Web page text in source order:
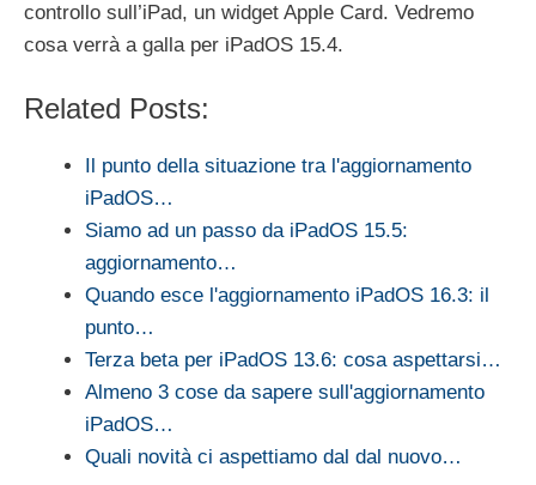
controllo sull’‌iPad‌, un widget Apple Card. Vedremo
cosa verrà a galla per iPadOS 15.4.
Related Posts:
Il punto della situazione tra l'aggiornamento
iPadOS…
Siamo ad un passo da iPadOS 15.5:
aggiornamento…
Quando esce l'aggiornamento iPadOS 16.3: il
punto…
Terza beta per iPadOS 13.6: cosa aspettarsi…
Almeno 3 cose da sapere sull'aggiornamento
iPadOS…
Quali novità ci aspettiamo dal dal nuovo…